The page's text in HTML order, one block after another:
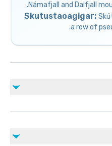
Námafjall and Dalfjall
Skutustaoagigar:
a row of